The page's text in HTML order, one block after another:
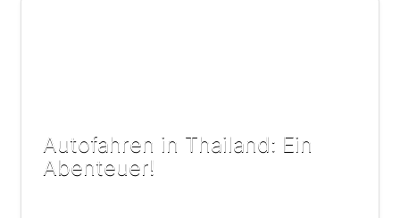
Autofahren in Thailand: Ein
Abenteuer!